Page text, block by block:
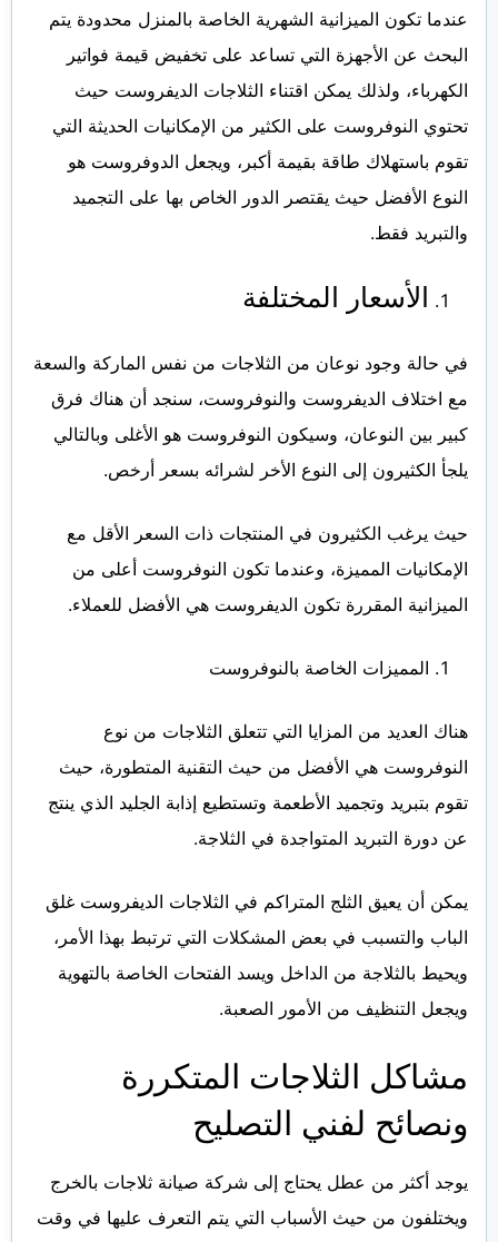
عندما تكون الميزانية الشهرية الخاصة بالمنزل محدودة يتم
البحث عن الأجهزة التي تساعد على تخفيض قيمة فواتير
الكهرباء، ولذلك يمكن اقتناء الثلاجات الديفروست حيث
تحتوي النوفروست على الكثير من الإمكانيات الحديثة التي
تقوم باستهلاك طاقة بقيمة أكبر، ويجعل الدوفروست هو
النوع الأفضل حيث يقتصر الدور الخاص بها على التجميد
والتبريد فقط.
الأسعار المختلفة
في حالة وجود نوعان من الثلاجات من نفس الماركة والسعة
مع اختلاف الديفروست والنوفروست، سنجد أن هناك فرق
كبير بين النوعان، وسيكون النوفروست هو الأغلى وبالتالي
يلجأ الكثيرون إلى النوع الأخر لشرائه بسعر أرخص.
حيث يرغب الكثيرون في المنتجات ذات السعر الأقل مع
الإمكانيات المميزة، وعندما تكون النوفروست أعلى من
الميزانية المقررة تكون الديفروست هي الأفضل للعملاء.
المميزات الخاصة بالنوفروست
هناك العديد من المزايا التي تتعلق الثلاجات من نوع
النوفروست هي الأفضل من حيث التقنية المتطورة، حيث
تقوم بتبريد وتجميد الأطعمة وتستطيع إذابة الجليد الذي ينتج
عن دورة التبريد المتواجدة في الثلاجة.
يمكن أن يعيق الثلج المتراكم في الثلاجات الديفروست غلق
الباب والتسبب في بعض المشكلات التي ترتبط بهذا الأمر،
ويحيط بالثلاجة من الداخل ويسد الفتحات الخاصة بالتهوية
ويجعل التنظيف من الأمور الصعبة.
مشاكل الثلاجات المتكررة
ونصائح لفني التصليح ‏
يوجد أكثر من عطل يحتاج إلى شركة صيانة ثلاجات بالخرج
ويختلفون من حيث الأسباب التي يتم التعرف عليها في وقت